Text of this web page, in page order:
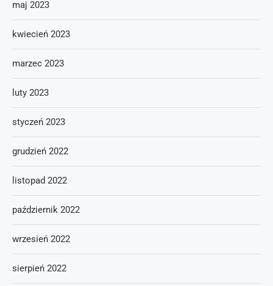
maj 2023
kwiecień 2023
marzec 2023
luty 2023
styczeń 2023
grudzień 2022
listopad 2022
październik 2022
wrzesień 2022
sierpień 2022